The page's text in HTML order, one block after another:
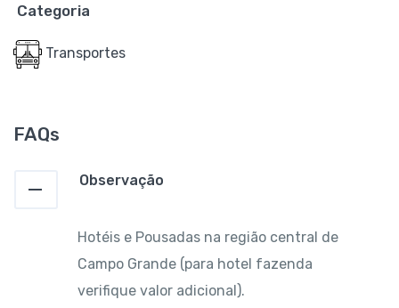
Categoria
Transportes
FAQs
Observação
Hotéis e Pousadas na região central de
Campo Grande (para hotel fazenda
verifique valor adicional).